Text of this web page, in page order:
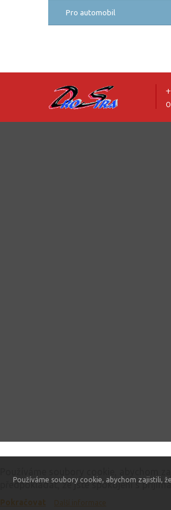
Používáme soubory cookie, abychom zajistili,
Pro automobil
Tento web používá soubory
Používáme soubory cookie, abychom
předpokládat, že jste spokojeni s